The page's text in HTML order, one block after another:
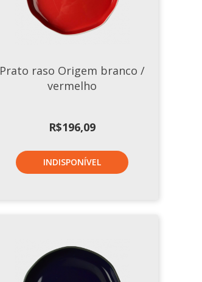
Prato raso Origem branco /
vermelho
R$196,09
INDISPONÍVEL